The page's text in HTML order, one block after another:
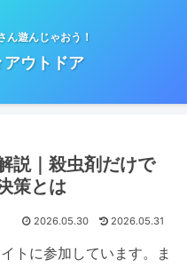
ん遊んじゃおう！
ウトドア
説｜殺虫剤だけで
策とは
2026.05.30 2026.05.31
トに参加しています。ま